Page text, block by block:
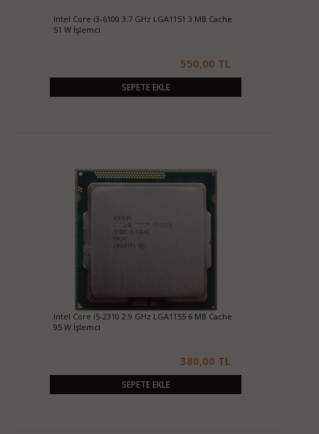
Intel Core i3-6100 3.7 GHz LGA1151 3 MB Cache
51 W İşlemci
550,00 TL
SEPETE EKLE
Intel Core i5-2310 2.9 GHz LGA1155 6 MB Cache
95 W İşlemci
380,00 TL
SEPETE EKLE